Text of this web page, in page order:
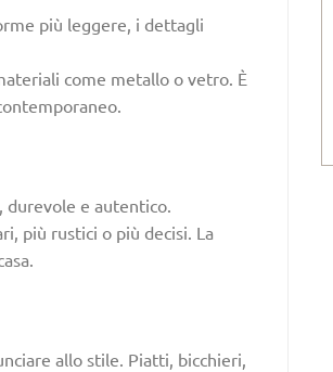
più leggere, i dettagli
come metallo o vetro. È
durevole e autentico.
più rustici o più decisi. La
allo stile. Piatti, bicchieri,